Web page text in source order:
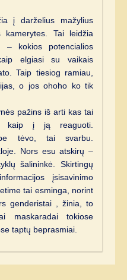
į darželius mažylius
kamerytes. Tai leidžia
– kokios potencialios
elgiasi su vaikais
Taip tiesiog ramiau,
o jos ohoho ko tik
pažins iš arti kas tai
kaip į ją reaguoti.
be tėvo, tai svarbu.
Nors esu atskirų –
šalininkė. Skirtingų
įsisavinimo
tai esminga, norint
genderistai , žinia, to
maskaradai tokiose
taptų beprasmiai.